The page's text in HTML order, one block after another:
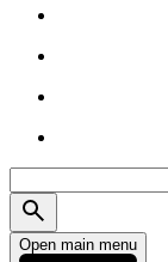
Open main menu